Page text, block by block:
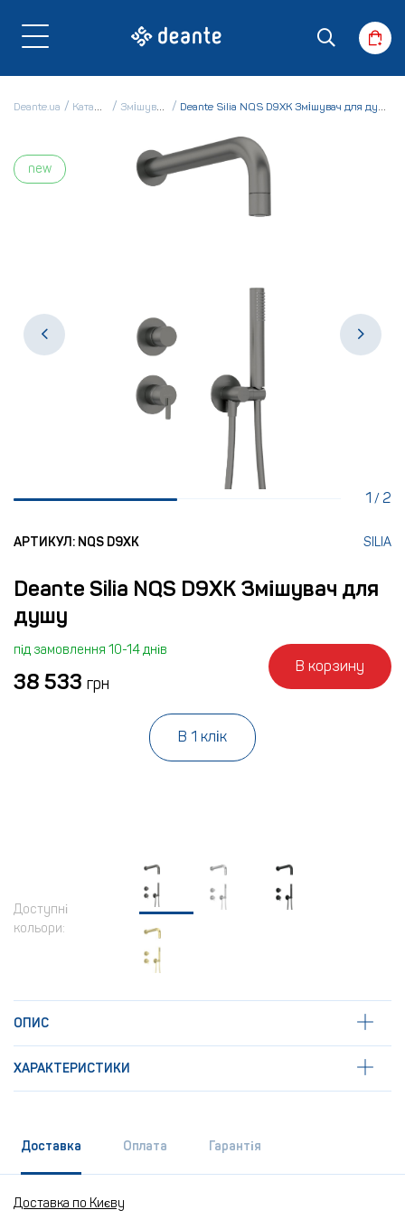
Deante.ua Каталог Змішувачі Deante Silia NQS D9XK Змішувач для душу
new
1 /2
АРТИКУЛ: NQS D9XK SILIA
Deante Silia NQS D9XK Змішувач для
душу
під замовлення 10-14 днів
38 533 грн
В корзину
В 1 клік
Доступні
кольори:
ОПИС
ХАРАКТЕРИСТИКИ
Доставка Оплата Гарантія
Доставка по Києву